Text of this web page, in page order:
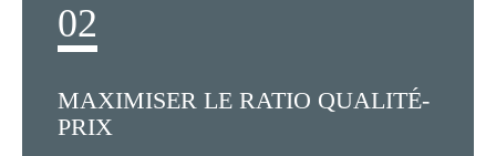
02
MAXIMISER LE RATIO QUALITÉ-
PRIX